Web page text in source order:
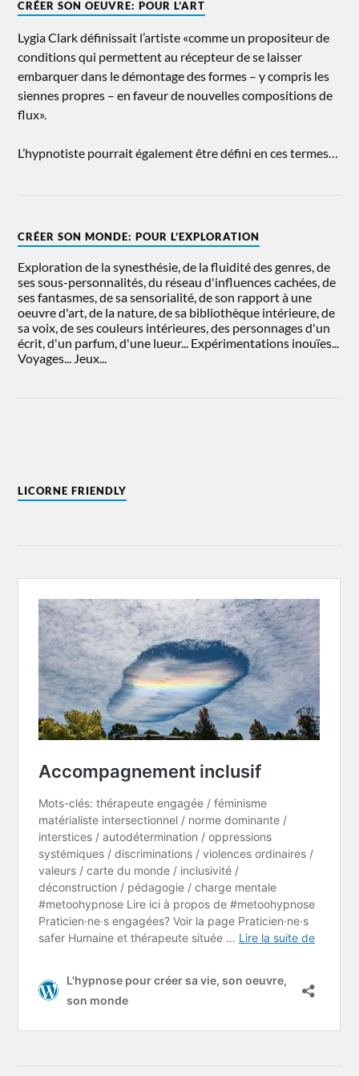
CRÉER SON OEUVRE: POUR L’ART
Lygia Clark définissait l’artiste «comme un propositeur de
conditions qui permettent au récepteur de se laisser
embarquer dans le démontage des formes – y compris les
siennes propres – en faveur de nouvelles compositions de
flux».
L’hypnotiste pourrait également être défini en ces termes…
CRÉER SON MONDE: POUR L’EXPLORATION
Exploration de la synesthésie, de la fluidité des genres, de
ses sous-personnalités, du réseau d'influences cachées, de
ses fantasmes, de sa sensorialité, de son rapport à une
oeuvre d'art, de la nature, de sa bibliothèque intérieure, de
sa voix, de ses couleurs intérieures, des personnages d'un
écrit, d'un parfum, d'une lueur... Expérimentations inouïes...
Voyages... Jeux...
LICORNE FRIENDLY